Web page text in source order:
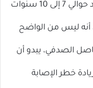
يتطور التهاب المفاصل الصدفي بعد حوالي 7 إلى 10 سنوات
أنه ليس من الواضح
الصدفي، يبدو أن
خطر الإصابة